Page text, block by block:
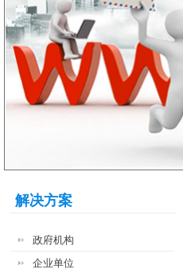
解决方案
政府机构
企业单位